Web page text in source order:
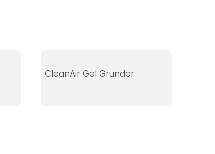
CleanAir Gel Grunder